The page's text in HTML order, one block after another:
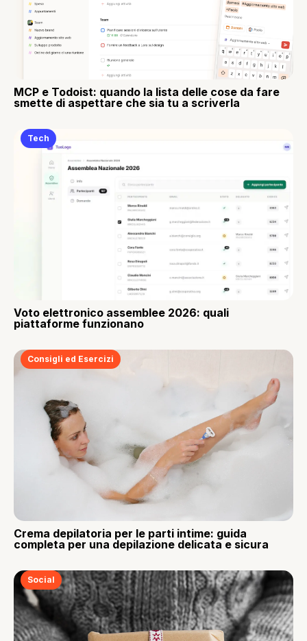
MCP e Todoist: quando la lista delle cose da fare
smette di aspettare che sia tu a scriverla
Tech
Voto elettronico assemblee 2026: quali
piattaforme funzionano
Consigli ed Esercizi
Crema depilatoria per le parti intime: guida
completa per una depilazione delicata e sicura
Social